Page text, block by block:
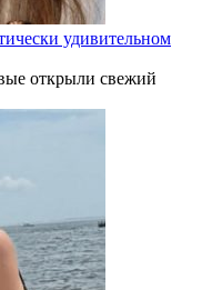
удивительном
открыли свежий